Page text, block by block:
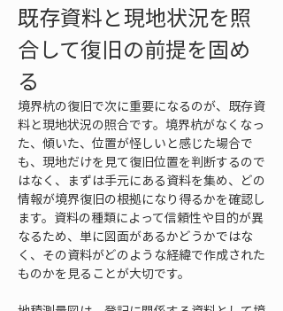
既存資料と現地状況を照
合して復旧の前提を固め
る
境界杭の復旧で次に重要になるのが、既存資
料と現地状況の照合です。境界杭がなくなっ
た、傾いた、位置が怪しいと感じた場合で
も、現地だけを見て復旧位置を判断するので
はなく、まずは手元にある資料を集め、どの
情報が境界復旧の根拠になり得るかを確認し
ます。資料の種類によって信頼性や目的が異
なるため、単に図面があるかどうかではな
く、その資料がどのような経緯で作成された
ものかを見ることが大切です。